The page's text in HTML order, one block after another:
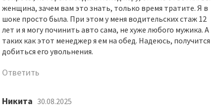
женщина, зачем вам это знать, только время тратите. Я в
шоке просто была. При этом у меня водительских стаж 12
лет и я могу починить авто сама, не хуже любого мужика. А
таких как этот менеджер я ем на обед. Надеюсь, получится
добиться его увольнения.
Ответить
Никита 30.08.2025